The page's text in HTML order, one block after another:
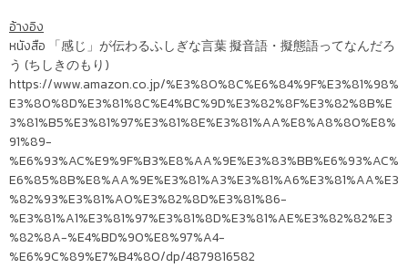
อ้างอิง
หนังสือ 「感じ」が伝わるふしぎな言葉 擬音語・擬態語ってなんだろ
う (ちしきのもり)
https://www.amazon.co.jp/%E3%80%8C%E6%84%9F%E3%81%98%
E3%80%8D%E3%81%8C%E4%BC%9D%E3%82%8F%E3%82%8B%E
3%81%B5%E3%81%97%E3%81%8E%E3%81%AA%E8%A8%80%E8%
91%89-
%E6%93%AC%E9%9F%B3%E8%AA%9E%E3%83%BB%E6%93%AC%
E6%85%8B%E8%AA%9E%E3%81%A3%E3%81%A6%E3%81%AA%E3
%82%93%E3%81%A0%E3%82%8D%E3%81%86-
%E3%81%A1%E3%81%97%E3%81%8D%E3%81%AE%E3%82%82%E3
%82%8A-%E4%BD%90%E8%97%A4-
%E6%9C%89%E7%B4%80/dp/4879816582